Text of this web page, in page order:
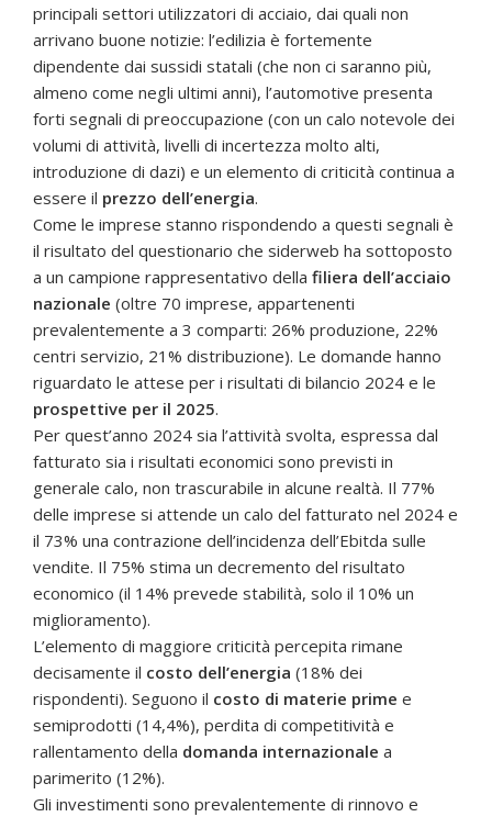
principali settori utilizzatori di acciaio, dai quali non
arrivano buone notizie: l’edilizia è fortemente
dipendente dai sussidi statali (che non ci saranno più,
almeno come negli ultimi anni), l’automotive presenta
forti segnali di preoccupazione (con un calo notevole dei
volumi di attività, livelli di incertezza molto alti,
introduzione di dazi) e un elemento di criticità continua a
essere il prezzo dell’energia.
Come le imprese stanno rispondendo a questi segnali è
il risultato del questionario che siderweb ha sottoposto
a un campione rappresentativo della filiera dell’acciaio
nazionale (oltre 70 imprese, appartenenti
prevalentemente a 3 comparti: 26% produzione, 22%
centri servizio, 21% distribuzione). Le domande hanno
riguardato le attese per i risultati di bilancio 2024 e le
prospettive per il 2025.
Per quest’anno 2024 sia l’attività svolta, espressa dal
fatturato sia i risultati economici sono previsti in
generale calo, non trascurabile in alcune realtà. Il 77%
delle imprese si attende un calo del fatturato nel 2024 e
il 73% una contrazione dell’incidenza dell’Ebitda sulle
vendite. Il 75% stima un decremento del risultato
economico (il 14% prevede stabilità, solo il 10% un
miglioramento).
L’elemento di maggiore criticità percepita rimane
decisamente il costo dell’energia (18% dei
rispondenti). Seguono il costo di materie prime e
semiprodotti (14,4%), perdita di competitività e
rallentamento della domanda internazionale a
parimerito (12%).
Gli investimenti sono prevalentemente di rinnovo e